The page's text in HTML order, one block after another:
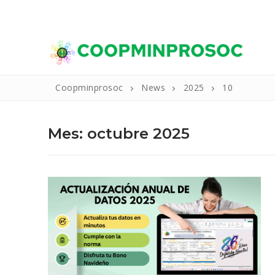
Buscar:
Inicio
La Cooperativa
Reseña
Productos Y
Coopminprosoc News 2025 10
Mes: octubre 2025